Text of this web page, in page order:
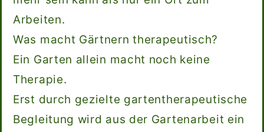
Arbeiten.
Was macht Gärtnern therapeutisch?
Ein Garten allein macht noch keine
Therapie.
Erst durch gezielte gartentherapeutische
Begleitung wird aus der Gartenarbeit ein